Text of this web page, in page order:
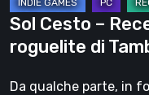
Tambouille
Sol Cesto –
roguelite di
Da qualche parte, in